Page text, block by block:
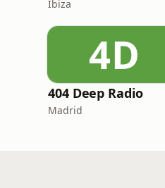
Ibiza
4D
404 Deep Radio
Madrid